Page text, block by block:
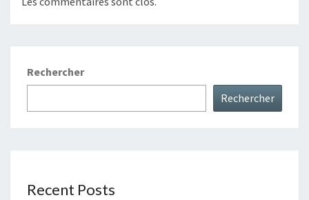
Rechercher
Rechercher
Recent Posts